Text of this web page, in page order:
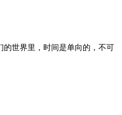
的世界里，时间是单向的，不可